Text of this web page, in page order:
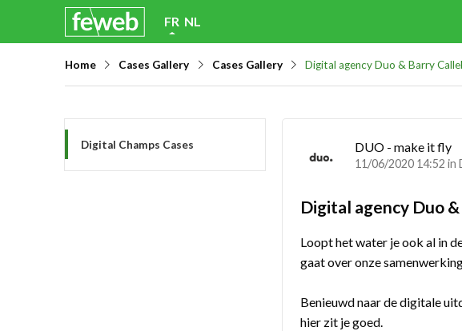
navigation
FR NL
Home Cases Gallery Cases Gallery Digital agency Duo & Barry
Digital Champs Cases DUO - make it fly
11/06/2020 14:52 in
Digital agency Duo
Loopt het water je ook al in
gaat over onze
Benieuwd naar de digitale
hier zit je goed.